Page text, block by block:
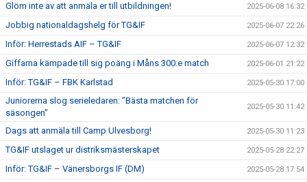
Glöm inte av att anmäla er till utbildningen! 2025-06-08 16:32
Jobbig nationaldagshelg för TG&IF 2025-06-07 22:26
Inför: Herrestads AIF – TG&IF 2025-06-07 12:32
Giffarna kämpade till sig poäng i Måns 300:e match 2025-06-01 21:22
Inför: TG&IF – FBK Karlstad 2025-05-30 17:00
Juniorerna slog serieledaren: ”Bästa matchen för
säsongen”
2025-05-30 11:42
Dags att anmäla till Camp Ulvesborg! 2025-05-30 11:23
TG&IF utslaget ur distriksmästerskapet 2025-05-28 22:27
Inför: TG&IF – Vänersborgs IF (DM) 2025-05-28 17:54